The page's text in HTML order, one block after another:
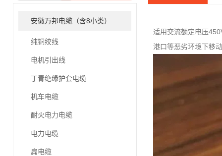
安徽万邦电缆（含8小类）
纯铜绞线
电机引出线
丁青绝缘护套电缆
机车电缆
耐火电力电缆
电力电缆
扁电缆
适用交流额定电压
港口等恶劣环境下移